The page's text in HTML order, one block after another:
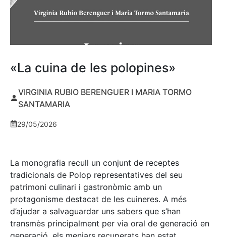
«La cuina de les polopines»
VIRGINIA RUBIO BERENGUER I MARIA TORMO
SANTAMARIA
29/05/2026
La monografia recull un conjunt de receptes
tradicionals de Polop representatives del seu
patrimoni culinari i gastronòmic amb un
protagonisme destacat de les cuineres. A més
d’ajudar a salvaguardar uns sabers que s’han
transmès principalment per via oral de generació en